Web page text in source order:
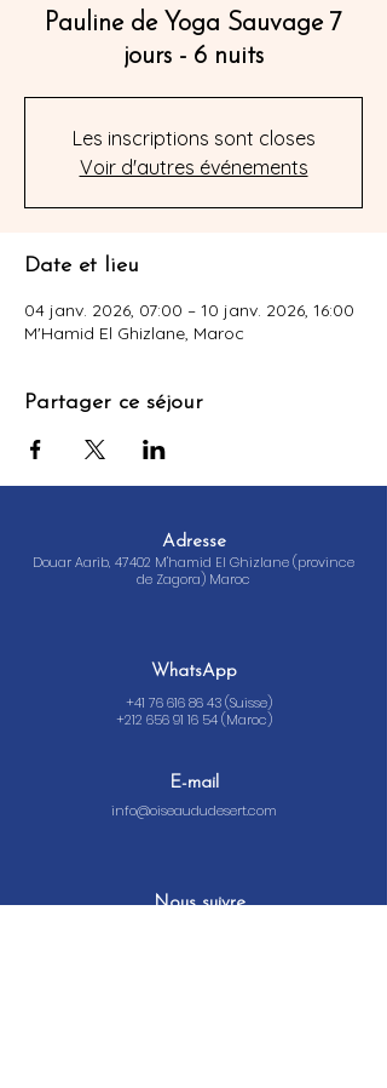
Pauline de Yoga Sauvage 7
jours - 6 nuits
Les inscriptions sont closes
Voir d'autres événements
Date et lieu
04 janv. 2026, 07:00 – 10 janv. 2026, 16:00
M'Hamid El Ghizlane, Maroc
Partager ce séjour
Adresse
Douar Aarib, 47402 M'hamid El Ghizlane (province
de Zagora) Maroc
WhatsApp
+41 76 616 86 43(Suisse)
+212 656 91 16 54(Maroc)
E-mail
info@oiseaududesert.com
Nous suivre